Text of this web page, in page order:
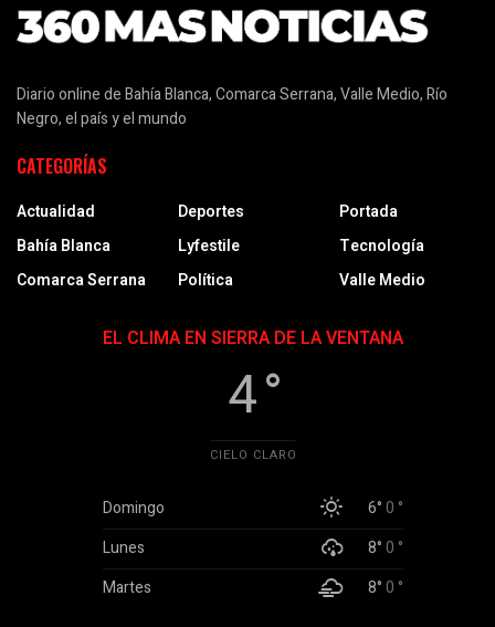
Diario online de Bahía Blanca, Comarca Serrana, Valle Medio, Río
Negro, el país y el mundo
CATEGORÍAS
Actualidad
Bahía Blanca
Comarca Serrana
Deportes
Lyfestile
Política
Portada
Tecnología
Valle Medio
EL CLIMA EN SIERRA DE LA VENTANA
4 °
CIELO CLARO
Domingo 6°0 °
Lunes
8°0 °
Martes
8°0 °